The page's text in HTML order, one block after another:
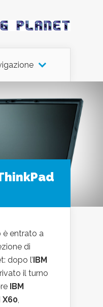
è entrato a
di
dopo l’ IBM
il turno
IBM
X60,